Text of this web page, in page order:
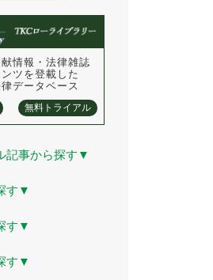
情報・法律雑誌
ツを登載した
データベース
無料トライアル
記事から探す ▼
す ▼
す ▼
す ▼